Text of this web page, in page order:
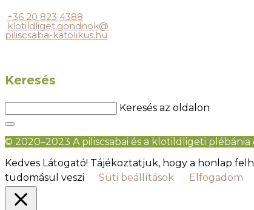
+36 20 823 4388
klotildliget.gondnok@
piliscsaba-katolikus.hu
Keresés
Keresés az oldalon
© 2020–2023 A piliscsabai és a klotildligeti plébánia
Kedves Látogató! Tájékoztatjuk, hogy a honlap
tudomásul veszi
Süti beállítások Elfogadom